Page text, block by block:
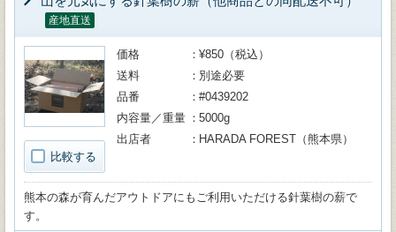
産地直送
比較する
価格
¥850（税込）
送料
別途必要
品番
#0439202
内容量／重量
5000g
出店者
HARADA FOREST（熊本県）
熊本の森が育んだアウトドアにもご利用いただける針葉樹の薪で
す。